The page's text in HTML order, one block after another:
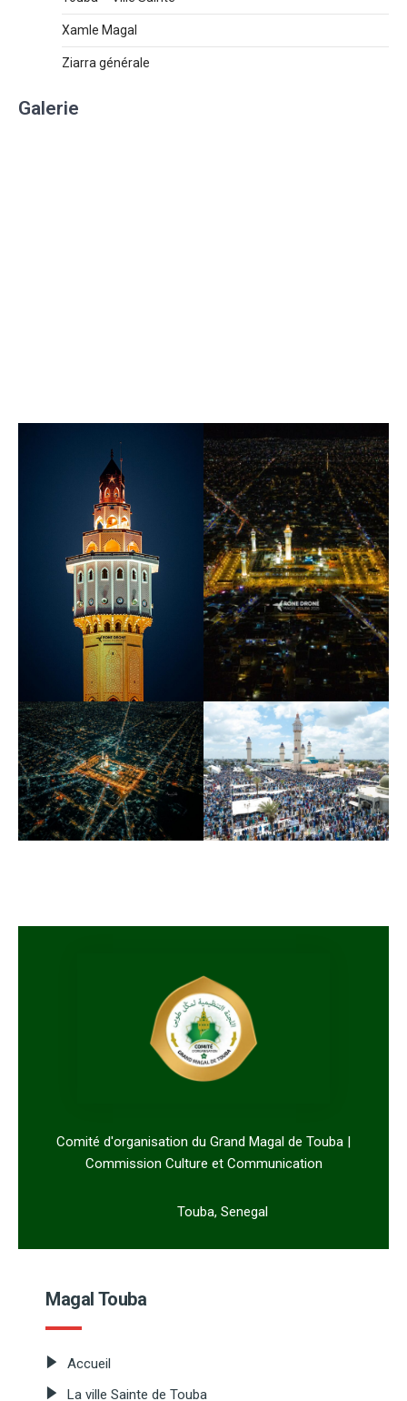
Xamle Magal
Ziarra générale
Galerie
Comité d'organisation du Grand Magal de Touba |
Commission Culture et Communication
Touba, Senegal
Magal Touba
Accueil
La ville Sainte de Touba